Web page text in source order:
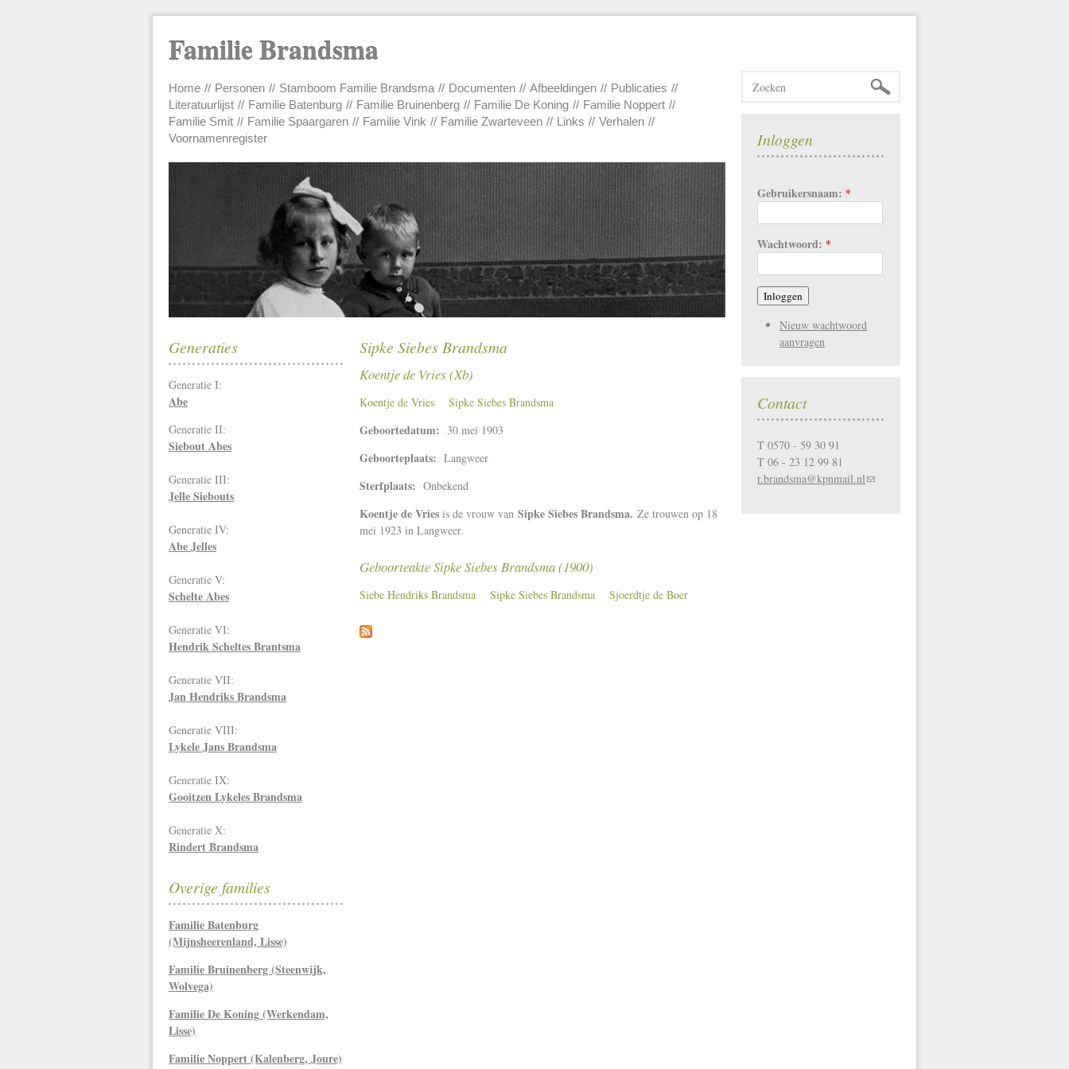
Familie Brandsma
Main menu
Home Personen Stamboom Familie Brandsma Documenten Afbeeldingen
Publicaties
Literatuurlijst
Familie Batenburg Familie Bruinenberg Familie De Koning
Familie Noppert
Familie Smit
Familie Spaargaren Familie Vink Familie Zwarteveen Links
Verhalen
Voornamenregister
Sipke Siebes Brandsma
Koentje de Vries (Xb)
Koentje de Vries Sipke Siebes Brandsma
Geboortedatum: 30 mei 1903
Geboorteplaats: Langweer
Sterfplaats: Onbekend
Koentje de Vries is de vrouw van Sipke Siebes Brandsma. Ze trouwen op 18
mei 1923 in Langweer.
Geboorteakte Sipke Siebes Brandsma (1900)
Siebe Hendriks Brandsma Sipke Siebes Brandsma Sjoerdtje de Boer
Generaties
Generatie I:
Abe
Generatie II:
Siebout Abes
Generatie III:
Jelle Siebouts
Generatie IV:
Abe Jelles
Generatie V:
Schelte Abes
Generatie VI:
Hendrik Scheltes Brantsma
Generatie VII:
Jan HendriksBrandsma
Generatie VIII:
Lykele Jans Brandsma
Generatie IX:
Gooitzen Lykeles Brandsma
Generatie X:
Rindert Brandsma
Overige families
Familie Batenburg
(Mijnsheerenland, Lisse)
Familie Bruinenberg (Steenwijk,
Wolvega)
Familie De Koning (Werkendam,
Lisse)
Familie Noppert (Kalenberg, Joure)
Inloggen
Gebruikersnaam: *
Wachtwoord: *
Nieuw wachtwoord
aanvragen
Contact
T 0570 - 59 30 91
T 06 - 23 12 99 81
r.brandsma@kpnmail.nl